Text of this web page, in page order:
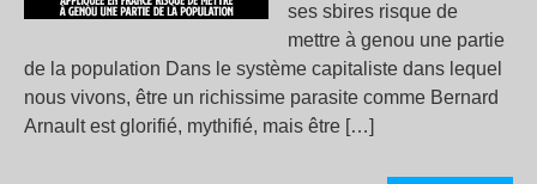
ses sbires risque de
mettre à genou une partie
de la population Dans le système capitaliste dans lequel
nous vivons, être un richissime parasite comme Bernard
Arnault est glorifié, mythifié, mais être […]